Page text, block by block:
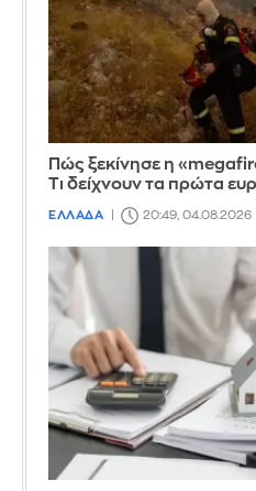
Πώς ξεκίνησε η
Τι δείχνουν τα πρώτα
ΕΛΛΑΔΑ 20:49, 04.08.2026